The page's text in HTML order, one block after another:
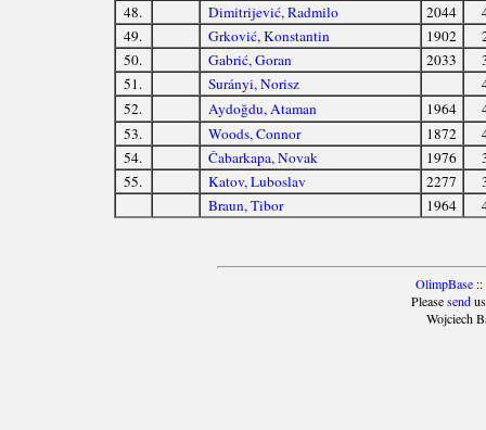
48.
Dimitrijević, Radmilo 2044
49.
Grković, Konstantin 1902
50.
Gabrić, Goran 2033
51.
Surányi, Norisz
52.
Aydoğdu, Ataman 1964
53.
Woods, Connor 1872
54.
Čabarkapa, Novak 1976
55.
Katov, Luboslav 2277
Braun, Tibor
1964
OlimpBase::
Pleasesendus
Wojciech